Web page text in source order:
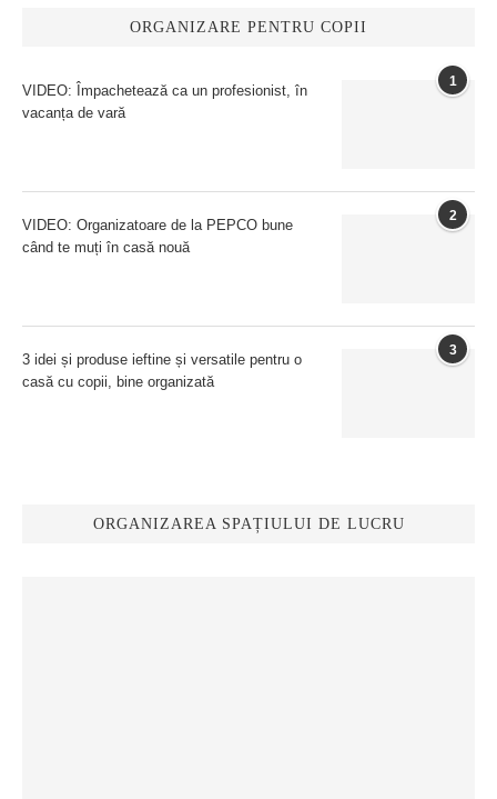
ORGANIZARE PENTRU COPII
1
VIDEO: Împachetează ca un profesionist, în
vacanța de vară
2
VIDEO: Organizatoare de la PEPCO bune
când te muți în casă nouă
3
3 idei și produse ieftine și versatile pentru o
casă cu copii, bine organizată
ORGANIZAREA SPAȚIULUI DE LUCRU